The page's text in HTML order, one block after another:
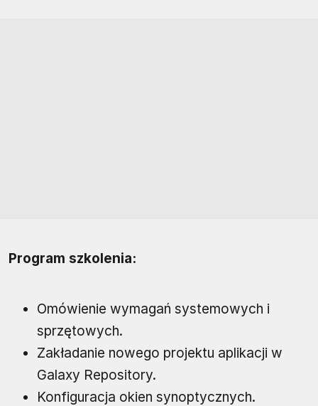
Program szkolenia:
Omówienie wymagań systemowych i
sprzętowych.
Zakładanie nowego projektu aplikacji w
Galaxy Repository.
Konfiguracja okien synoptycznych.